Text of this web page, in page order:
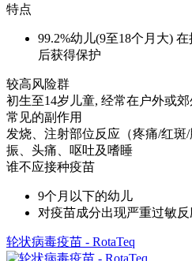
特点
99.2%幼儿(9至18个月大)
后获得保护
较高风险群
初生至14岁儿童, 经常在户外或
常见的副作用
发烧、注射部位反应（疼痛/红
振、头痛、呕吐及嗜睡
谁不应接种疫苗
9个月以下的幼儿
对疫苗成分出现严重过敏反
轮状病毒疫苗 - RotaTeq